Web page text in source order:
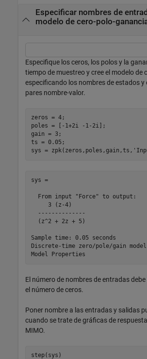
Especificar nombres de
modelo de cero-polo-
Especifique los ceros, los polos y la
tiempo de muestreo y cree el modelo de
especificando los nombres de estados
pares nombre-valor.
zeros = 4;
poles = [-1+2i -1-2i];
gain = 3;
ts = 0.05;
sys = zpk(zeros,poles,gain,ts,
sys =
  From input "Force" to output:
     3 (z-4)
  --------------
  (z^2 + 2z + 5)
Sample time: 0.05 seconds
Discrete-time zero/pole/gain
El número de nombres de entradas
el número de ceros.
Poner nombre a las entradas y salidas
cuando se trate de gráficas de
MIMO.
step(sys)